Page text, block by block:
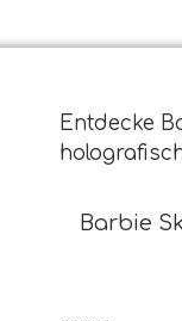
Entdecke
Barbie